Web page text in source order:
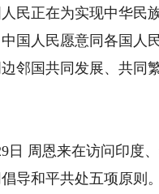
民正在为实现中华民
国人民愿意同各国人
邻国共同发展、共同繁
周恩来在访问印度、
导和平共处五项原则